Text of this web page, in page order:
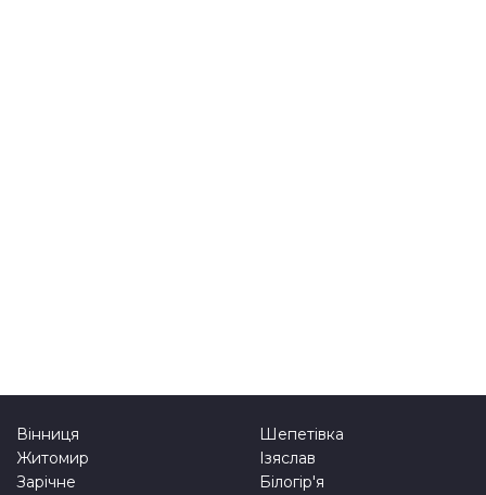
Вінниця
Житомир
Зарічне
Шепетівка
Ізяслав
Білогір'я